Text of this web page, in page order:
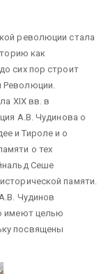
революции стала
как
сих пор строит
Революции.
XIX вв. в
А.В. Чудинова о
и Тироле и о
о тех
Сеше
памяти.
Чудинов
имеют целью
посвящены